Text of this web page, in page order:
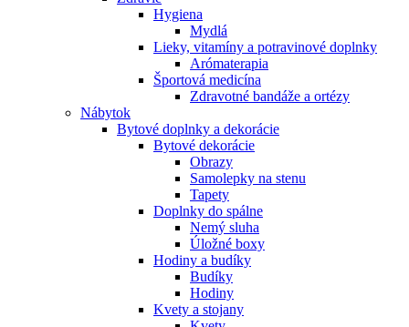
Hygiena
Mydlá
Lieky, vitamíny a potravinové doplnky
Arómaterapia
Športová medicína
Zdravotné bandáže a ortézy
Nábytok
Bytové doplnky a dekorácie
Bytové dekorácie
Obrazy
Samolepky na stenu
Tapety
Doplnky do spálne
Nemý sluha
Úložné boxy
Hodiny a budíky
Budíky
Hodiny
Kvety a stojany